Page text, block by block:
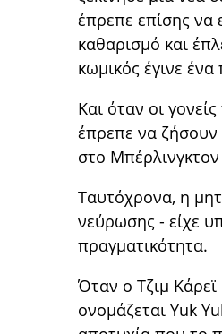
έπρεπε επίσης να
καθαρισμό και
κωμικός έγινε
Και όταν οι
έπρεπε να ζήσουν
στο
Ταυτόχρονα, η
νεύρωσης - είχε
πραγματικότητα.
Όταν ο Τζιμ
ονομάζεται Yuk